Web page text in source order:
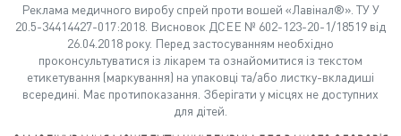
Реклама медичного виробу спрей проти вошей «Лавінал®». ТУ У
20.5-34414427-017:2018. Висновок ДСЕЕ № 602-123-20-1/18519 від
26.04.2018 року. Перед застосуванням необхідно
проконсультуватися із лікарем та ознайомитися із текстом
етикетування (маркування) на упаковці та/або листку-вкладиші
всередині. Має протипоказання. Зберігати у місцях не доступних
для дітей.